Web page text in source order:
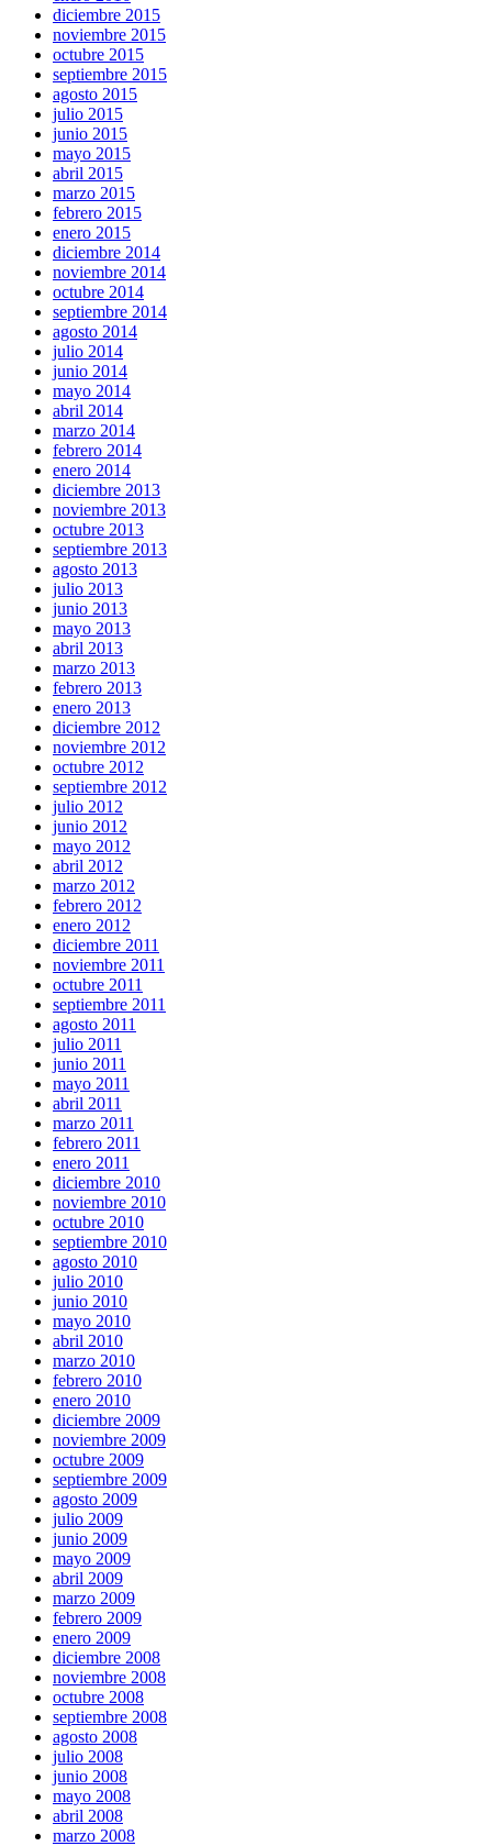
diciembre 2015
noviembre 2015
octubre 2015
septiembre 2015
agosto 2015
julio 2015
junio 2015
mayo 2015
abril 2015
marzo 2015
febrero 2015
enero 2015
diciembre 2014
noviembre 2014
octubre 2014
septiembre 2014
agosto 2014
julio 2014
junio 2014
mayo 2014
abril 2014
marzo 2014
febrero 2014
enero 2014
diciembre 2013
noviembre 2013
octubre 2013
septiembre 2013
agosto 2013
julio 2013
junio 2013
mayo 2013
abril 2013
marzo 2013
febrero 2013
enero 2013
diciembre 2012
noviembre 2012
octubre 2012
septiembre 2012
julio 2012
junio 2012
mayo 2012
abril 2012
marzo 2012
febrero 2012
enero 2012
diciembre 2011
noviembre 2011
octubre 2011
septiembre 2011
agosto 2011
julio 2011
junio 2011
mayo 2011
abril 2011
marzo 2011
febrero 2011
enero 2011
diciembre 2010
noviembre 2010
octubre 2010
septiembre 2010
agosto 2010
julio 2010
junio 2010
mayo 2010
abril 2010
marzo 2010
febrero 2010
enero 2010
diciembre 2009
noviembre 2009
octubre 2009
septiembre 2009
agosto 2009
julio 2009
junio 2009
mayo 2009
abril 2009
marzo 2009
febrero 2009
enero 2009
diciembre 2008
noviembre 2008
octubre 2008
septiembre 2008
agosto 2008
julio 2008
junio 2008
mayo 2008
abril 2008
marzo 2008